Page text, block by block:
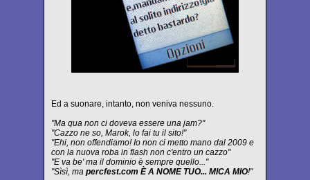
Ed a suonare, intanto, non veniva nessuno.
"Ma qua non ci doveva essere una jam?"
"Cazzo ne so, Marok, lo fai tu il sito!"
"Ehi, non offendiamo! Io non ci metto mano dal 2009 e
con la nuova roba in flash non c'entro un cazzo"
"E va be' ma il dominio è sempre quello..."
"Sìsì, ma percfest.com È A NOME TUO... MICA MIO!"